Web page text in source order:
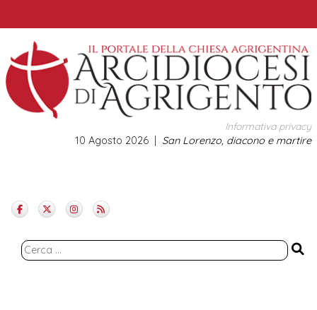
to
content
Informativa privacy
San Lorenzo, diacono e martire
10 Agosto 2026
Ricerca